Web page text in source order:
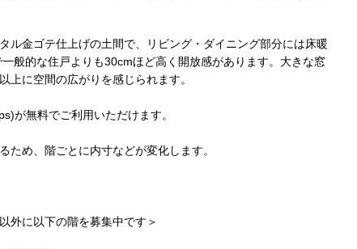
ル金ゴテ仕上げの土間で、リビング・ダイニング部分には床暖
般的な住戸よりも30cmほど高く開放感があります。大きな窓
上に空間の広がりを感じられます。
が無料でご利用いただけます。
め、階ごとに内寸などが変化します。
外に以下の階を募集中です＞